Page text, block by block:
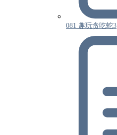
081 趣玩贪吃蛇3